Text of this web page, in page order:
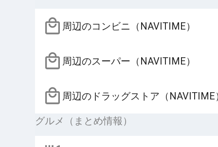
周辺のコンビニ（NAVITIME）
周辺のスーパー（NAVITIME）
周辺のドラッグストア（NAVITIME
グルメ（まとめ情報）